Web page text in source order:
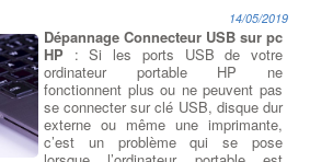
14/05/2019
Dépannage Connecteur USB sur pc
HP : Si les ports USB de votre
ordinateur portable HP ne
fonctionnent plus ou ne peuvent pas
se connecter sur clé USB, disque dur
externe ou même une imprimante,
c’est un problème qui se pose